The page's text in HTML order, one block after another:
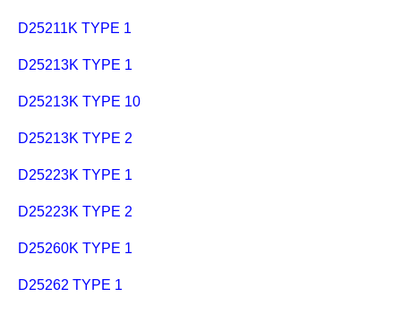
D25211K TYPE 1
D25213K TYPE 1
D25213K TYPE 10
D25213K TYPE 2
D25223K TYPE 1
D25223K TYPE 2
D25260K TYPE 1
D25262 TYPE 1